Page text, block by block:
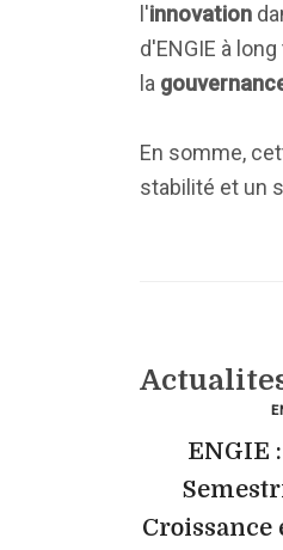
l'innovation
d'ENGIE à
la
En somme,
stabilité et un
ENGIE